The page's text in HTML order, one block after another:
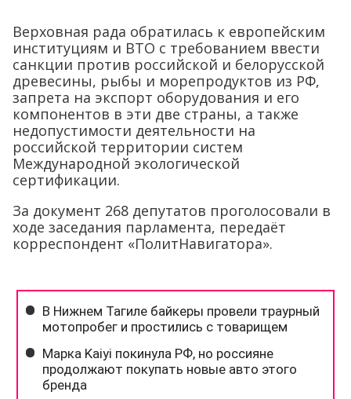
Верховная рада обратилась к европейским
институциям и ВТО с требованием ввести
санкции против российской и белорусской
древесины, рыбы и морепродуктов из РФ,
запрета на экспорт оборудования и его
компонентов в эти две страны, а также
недопустимости деятельности на
российской территории систем
Международной экологической
сертификации.
За документ 268 депутатов проголосовали в
ходе заседания парламента, передаёт
корреспондент «ПолитНавигатора».